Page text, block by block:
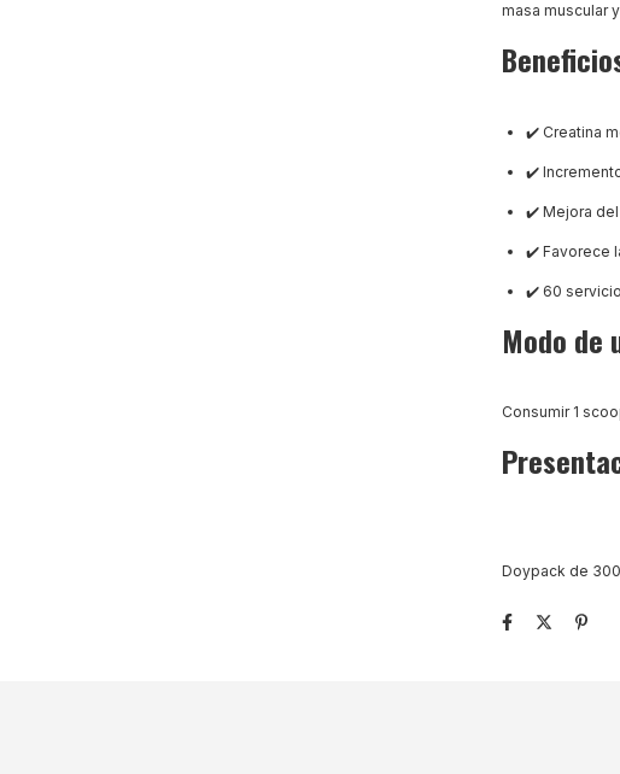
masa muscular
✔️ Creatina
✔️
✔️ Mejora
✔️ Favorece
✔️ 60
Modo de
Consumir 1
Doypack de